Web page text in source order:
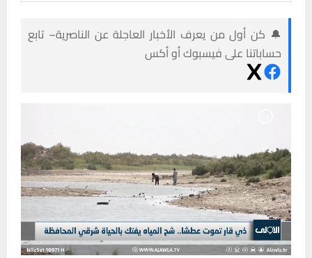
🔔 كن أول من يعرف الأخبار العاجلة عن الناصرية– تابع
حساباتنا على فيسبوك أو أكس